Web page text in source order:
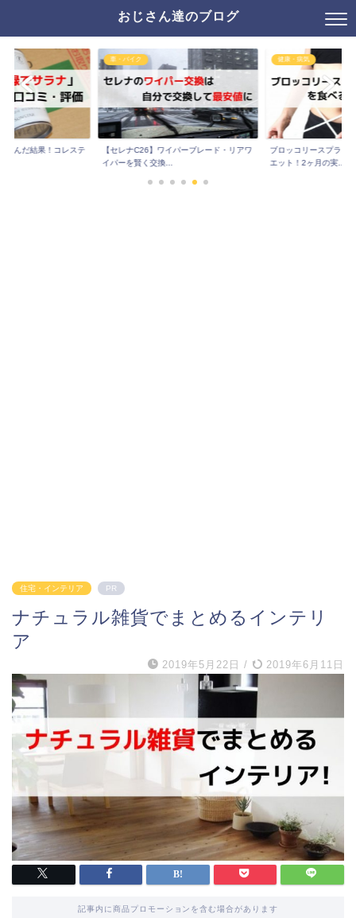
おじさん達のブログ
飲んだ結果！コレステ
車・バイク
【セレナC26】ワイパーブレード・リアワ
イパーを賢く交換...
健康・病気
ブロッコリースプラウ
エット！2ヶ月の実...
住宅・インテリア PR
ナチュラル雑貨でまとめるインテリ
ア
2019年5月22日 / 2019年6月11日
記事内に商品プロモーションを含む場合があります